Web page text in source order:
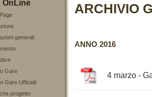
OnLine
generali
Gare
Gare Ufficiali
progetto
ARCHIVIO
ANNO 2016
4 marzo -